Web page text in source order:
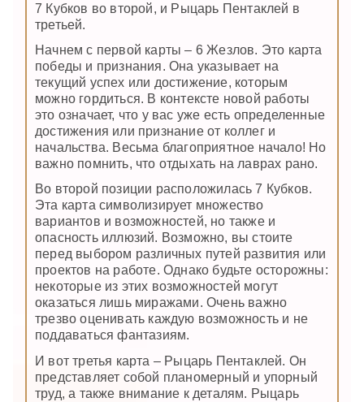
7 Кубков во второй, и Рыцарь Пентаклей в
третьей.
Начнем с первой карты – 6 Жезлов. Это карта
победы и признания. Она указывает на
текущий успех или достижение, которым
можно гордиться. В контексте новой работы
это означает, что у вас уже есть определенные
достижения или признание от коллег и
начальства. Весьма благоприятное начало! Но
важно помнить, что отдыхать на лаврах рано.
Во второй позиции расположилась 7 Кубков.
Эта карта символизирует множество
вариантов и возможностей, но также и
опасность иллюзий. Возможно, вы стоите
перед выбором различных путей развития или
проектов на работе. Однако будьте осторожны:
некоторые из этих возможностей могут
оказаться лишь миражами. Очень важно
трезво оценивать каждую возможность и не
поддаваться фантазиям.
И вот третья карта – Рыцарь Пентаклей. Он
представляет собой планомерный и упорный
труд, а также внимание к деталям. Рыцарь